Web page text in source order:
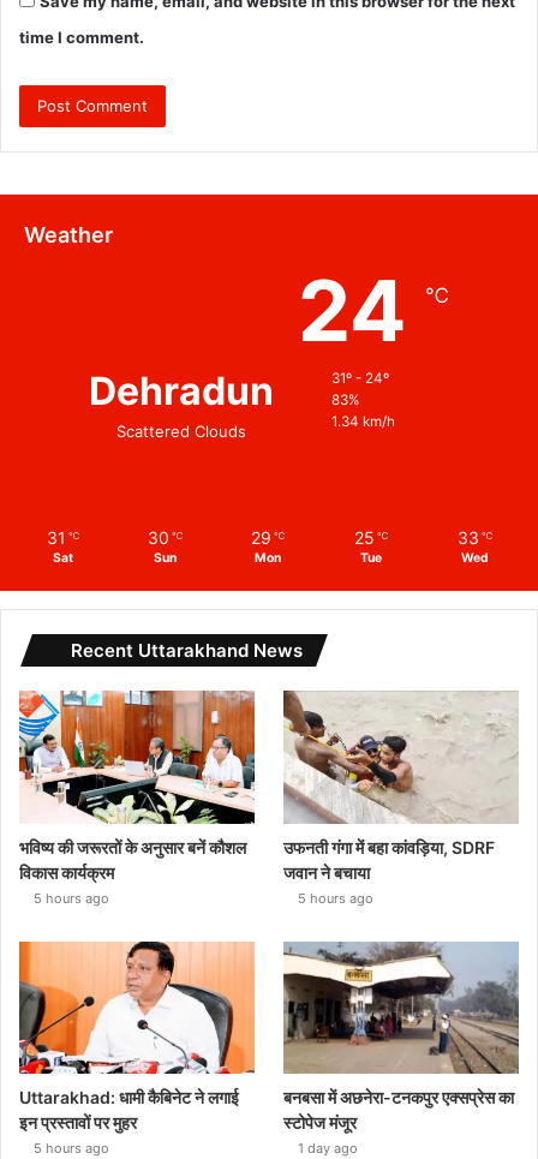
time I comment.
Weather
Dehradun
Scattered Clouds
24 ℃
31º - 24º
83%
1.34 km/h
31 ℃
Sat
30 ℃
Sun
29 ℃
Mon
25 ℃
Tue
33 ℃
Wed
Recent Uttarakhand News
भविष्य की जरूरतों के अनुसार बनें कौशल
विकास कार्यक्रम
5 hours ago
उफनती गंगा में बहा कांवड़िया, SDRF
जवान ने बचाया
5 hours ago
Uttarakhad: धामी कैबिनेट ने लगाई
इन प्रस्तावों पर मुहर
5 hours ago
बनबसा में अछनेरा-टनकपुर एक्सप्रेस का
स्टोपेज मंजूर
1 day ago